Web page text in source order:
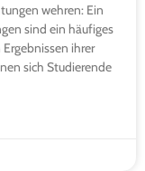
wehren: Ein
sind ein häufiges
ihrer
sich Studierende